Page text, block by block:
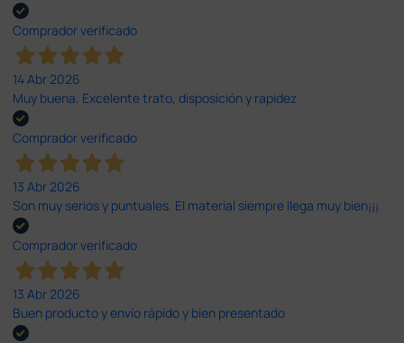
Comprador verificado
14 Abr 2026
Muy buena. Excelente trato, disposición y rapidez
Comprador verificado
13 Abr 2026
Son muy serios y puntuales. El material siempre llega muy bien¡¡¡
Comprador verificado
13 Abr 2026
Buen producto y envío rápido y bien presentado